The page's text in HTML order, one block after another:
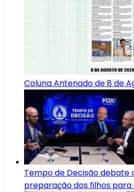
Coluna Antenado de 8 de
Tempo de Decisão debate
preparação dos filhos para